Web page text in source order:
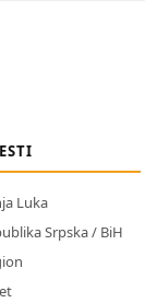
Luka
Srpska / BiH